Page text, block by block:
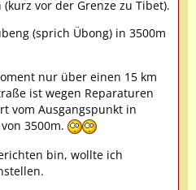
vor der Grenze zu Tibet).
(sprich Übong) in 3500m
nur über einen 15 km
ist wegen Reparaturen
vom Ausgangspunkt in
3500m.
bin, wollte ich